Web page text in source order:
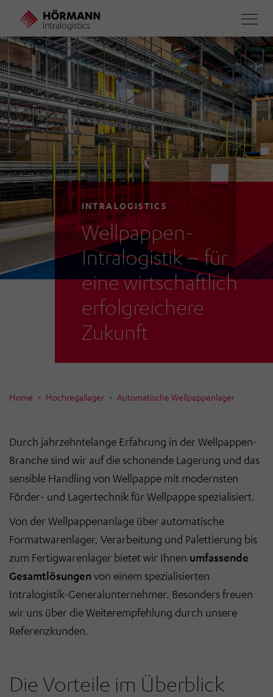
Direkt
Inhalt
INTRALOGISTICS
Wellpappen-
Intralogistik – für
eine wirtschaftlich
erfolgreichere
Zukunft
Home Hochregallager Automatische Wellpappenlager
Durch jahrzehntelange Erfahrung in der Wellpappen-
Branche sind wir auf die schonende Lagerung und das
sensible Handling von Wellpappe mit modernsten
Förder- und Lagertechnik für Wellpappe spezialisiert.
Von der Wellpappenanlage über automatische
Formatwarenlager, Verarbeitung und Palettierung bis
zum Fertigwarenlager bietet wir Ihnen umfassende
Gesamtlösungen von einem spezialisierten
Intralogistik-Generalunternehmer. Besonders freuen
wir uns über die Weiterempfehlung durch unsere
Referenzkunden.
Die Vorteile im Überblick